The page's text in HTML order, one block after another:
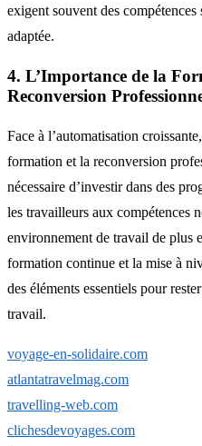
exigent souvent des
adaptée.
4. L’Importance de la
Reconversion
Face à l’automatisation
formation et la reconversion
nécessaire d’investir dans des
les travailleurs aux compétences
environnement de travail de plus
formation continue et la mise à
des éléments essentiels pour
travail.
voyage-en-solidaire.com
atlantatravelmag.com
travelling-web.com
clichesdevoyages.com